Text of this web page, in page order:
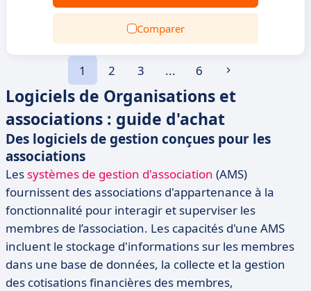
Comparer
1 2 3 ... 6
Logiciels de Organisations et
associations : guide d'achat
Des logiciels de gestion conçues pour les
associations
Les systèmes de gestion d'association (AMS)
fournissent des associations d'appartenance à la
fonctionnalité pour interagir et superviser les
membres de l’association. Les capacités d'une AMS
incluent le stockage d'informations sur les membres
dans une base de données, la collecte et la gestion
des cotisations financières des membres,